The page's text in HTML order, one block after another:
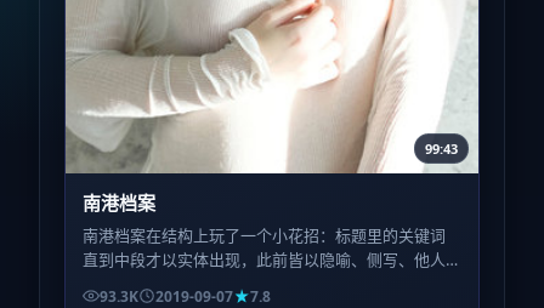
99:43
南港档案
南港档案在结构上玩了一个小花招：标题里的关键词
直到中段才以实体出现，此前皆以隐喻、侧写、他人
转述的方式游荡——留神对白里的每一个名词。
93.3K 2019-09-07
7.8